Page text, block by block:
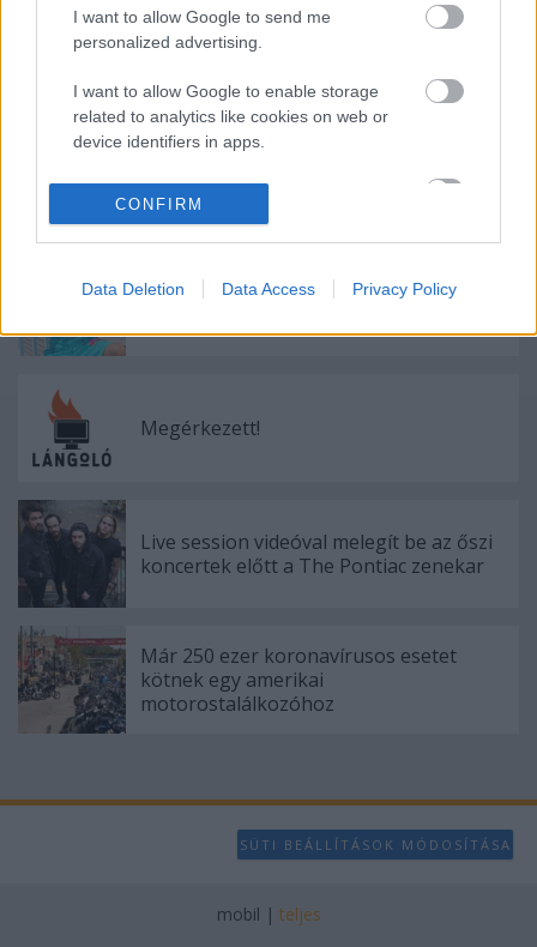
I want to allow Google to send me
personalized advertising.
I want to allow Google to enable storage
related to analytics like cookies on web or
device identifiers in apps.
I want to allow Google to enable storage
related to functionality of the website or app.
related to personalization.
I want to allow Google to enable storage
user protection.
CONFIRM
Data Deletion Data Access Privacy Policy
Ajánlott bejegyzések:
történt a Lángolón
Sok a zene, sok a kütyü, sok a móka - Ez
Megérkezett!
Live session videóval melegít be az őszi
koncertek előtt a The Pontiac zenekar
Már 250 ezer koronavírusos esetet
kötnek egy amerikai
motorostalálkozóhoz
SÜTI BEÁLLÍTÁSOK MÓDOSÍTÁSA
mobil | teljes